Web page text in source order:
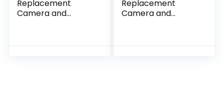
Replacement
Camera and
Replacement
Camera and